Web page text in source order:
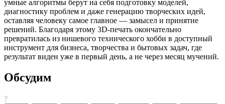
умные алгоритмы берут на себя подготовку моделей,
диагностику проблем и даже генерацию творческих идей,
оставляя человеку самое главное — замысел и принятие
решений. Благодаря этому 3D-печать окончательно
превратилась из нишевого технического хобби в доступный
инструмент для бизнеса, творчества и бытовых задач, где
результат виден уже в первый день, а не через месяц мучений.
Обсудим
?